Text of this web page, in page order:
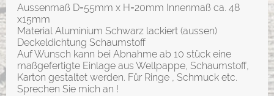
Aussenmaß D=55mm x H=20mm Innenmaß ca. 48
x15mm
Material Aluminium Schwarz lackiert (aussen)
Deckeldichtung Schaumstoff
Auf Wunsch kann bei Abnahme ab 10 stück eine
maßgefertigte Einlage aus Wellpappe, Schaumstoff,
Karton gestaltet werden. Für Ringe , Schmuck etc.
Sprechen Sie mich an !